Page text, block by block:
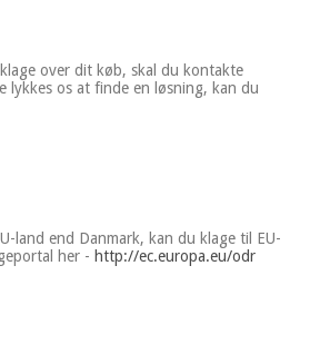
over dit køb, skal du kontakte
lykkes os at finde en løsning, kan du
land end Danmark, kan du klage til EU-
her - http://ec.europa.eu/odr